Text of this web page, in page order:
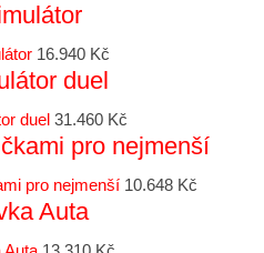
16.940 Kč
duel
31.460 Kč
pro nejmenší
10.648 Kč
Auta